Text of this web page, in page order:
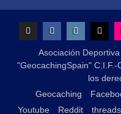
Asociación
"GeocachingSpain"
los
Geocaching
Youtube
Reddit threads